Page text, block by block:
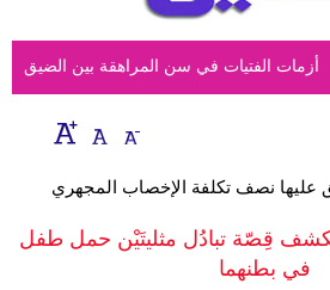
أزياء
إسلامية
صحة
أزمات الفتيات في سن المراهقة بين الضيق
عليها نصف تكلفة الإخصاب المجهري
قِصّة تبادُل مثليتَيْن حمل طفل
في بطنهما